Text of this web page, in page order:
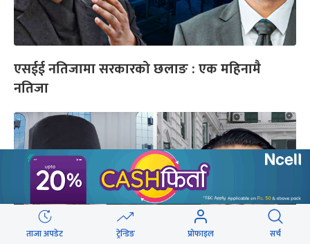
एसईई नतिजामा सरकारको छलाङ : एक महिनामै
नतिजा
ताजा अपडेट ट्रेन्डिङ प्रोफाइल सर्च